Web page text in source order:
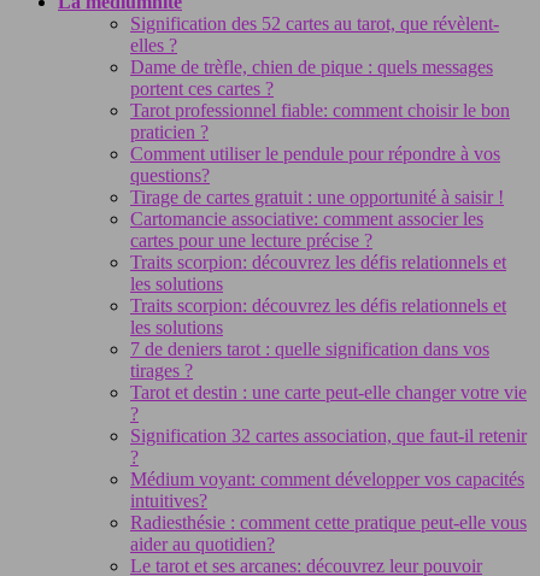
Signification des 52 cartes au tarot, que révèlent-
elles ?
Dame de trèfle, chien de pique : quels messages
portent ces cartes ?
Tarot professionnel fiable: comment choisir le bon
praticien ?
Comment utiliser le pendule pour répondre à vos
questions?
Tirage de cartes gratuit : une opportunité à saisir !
Cartomancie associative: comment associer les
cartes pour une lecture précise ?
Traits scorpion: découvrez les défis relationnels et
les solutions
Traits scorpion: découvrez les défis relationnels et
les solutions
7 de deniers tarot : quelle signification dans vos
tirages ?
Tarot et destin : une carte peut-elle changer votre vie
?
Signification 32 cartes association, que faut-il retenir
?
Médium voyant: comment développer vos capacités
intuitives?
Radiesthésie : comment cette pratique peut-elle vous
aider au quotidien?
Le tarot et ses arcanes: découvrez leur pouvoir